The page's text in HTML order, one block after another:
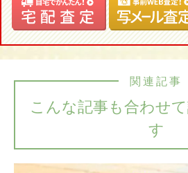
こんな記事も合わせ
す
関連記事